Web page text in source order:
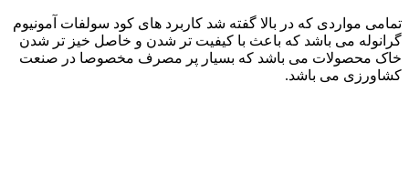
تمامی مواردی که در بالا گفته شد کاربرد های کود سولفات آمونیوم
گرانوله می باشد که باعث با کیفیت تر شدن و خاصل خیز تر شدن
خاک محصولات می باشد که بسیار پر مصرف مخصوصا در صنعت
کشاورزی می باشد.